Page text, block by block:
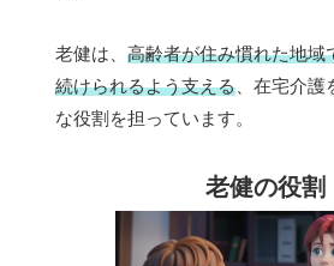
老健は、 高齢者が住み慣れた地域
続けられるよう支える 、在宅介
な役割を担っています。
老健の役割